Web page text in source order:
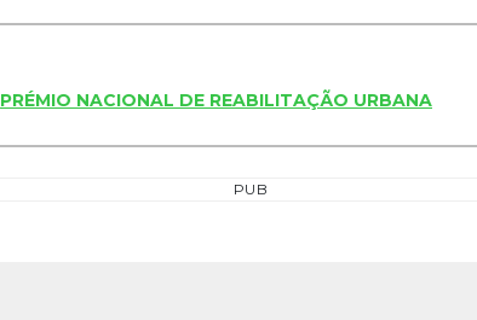
PRÉMIO NACIONAL DE REABILITAÇÃO URBANA
PUB